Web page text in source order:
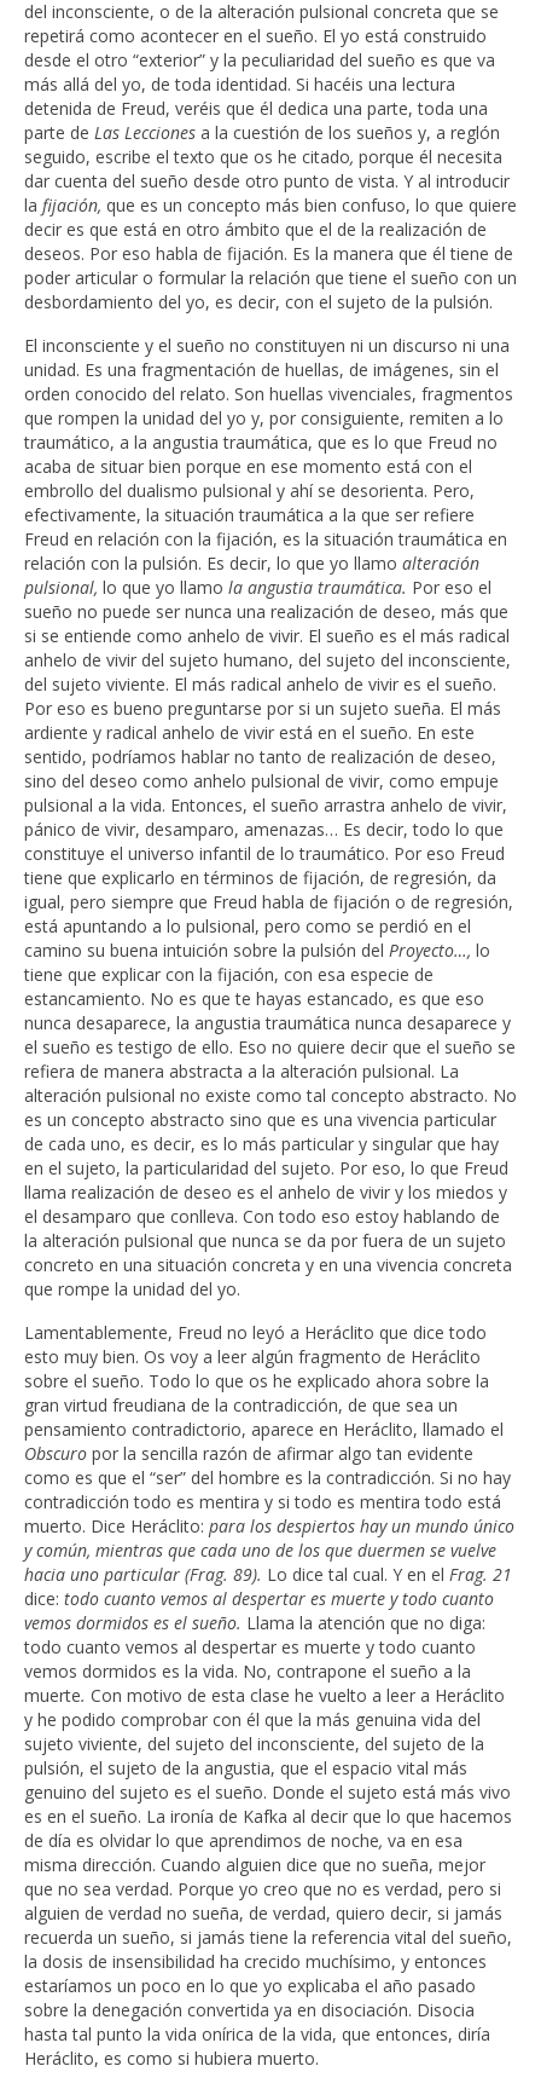
del inconsciente, o de la alteración pulsional concreta que se
repetirá como acontecer en el sueño. El yo está construido
desde el otro “exterior” y la peculiaridad del sueño es que va
más allá del yo, de toda identidad. Si hacéis una lectura
detenida de Freud, veréis que él dedica una parte, toda una
parte de Las Lecciones a la cuestión de los sueños y, a reglón
seguido, escribe el texto que os he citado, porque él necesita
dar cuenta del sueño desde otro punto de vista. Y al introducir
la fijación, que es un concepto más bien confuso, lo que quiere
decir es que está en otro ámbito que el de la realización de
deseos. Por eso habla de fijación. Es la manera que él tiene de
poder articular o formular la relación que tiene el sueño con un
desbordamiento del yo, es decir, con el sujeto de la pulsión.
El inconsciente y el sueño no constituyen ni un discurso ni una
unidad. Es una fragmentación de huellas, de imágenes, sin el
orden conocido del relato. Son huellas vivenciales, fragmentos
que rompen la unidad del yo y, por consiguiente, remiten a lo
traumático, a la angustia traumática, que es lo que Freud no
acaba de situar bien porque en ese momento está con el
embrollo del dualismo pulsional y ahí se desorienta. Pero,
efectivamente, la situación traumática a la que ser refiere
Freud en relación con la fijación, es la situación traumática en
relación con la pulsión. Es decir, lo que yo llamo alteración
pulsional, lo que yo llamo la angustia traumática. Por eso el
sueño no puede ser nunca una realización de deseo, más que
si se entiende como anhelo de vivir. El sueño es el más radical
anhelo de vivir del sujeto humano, del sujeto del inconsciente,
del sujeto viviente. El más radical anhelo de vivir es el sueño.
Por eso es bueno preguntarse por si un sujeto sueña. El más
ardiente y radical anhelo de vivir está en el sueño. En este
sentido, podríamos hablar no tanto de realización de deseo,
sino del deseo como anhelo pulsional de vivir, como empuje
pulsional a la vida. Entonces, el sueño arrastra anhelo de vivir,
pánico de vivir, desamparo, amenazas… Es decir, todo lo que
constituye el universo infantil de lo traumático. Por eso Freud
tiene que explicarlo en términos de fijación, de regresión, da
igual, pero siempre que Freud habla de fijación o de regresión,
está apuntando a lo pulsional, pero como se perdió en el
camino su buena intuición sobre la pulsión del Proyecto…, lo
tiene que explicar con la fijación, con esa especie de
estancamiento. No es que te hayas estancado, es que eso
nunca desaparece, la angustia traumática nunca desaparece y
el sueño es testigo de ello. Eso no quiere decir que el sueño se
refiera de manera abstracta a la alteración pulsional. La
alteración pulsional no existe como tal concepto abstracto. No
es un concepto abstracto sino que es una vivencia particular
de cada uno, es decir, es lo más particular y singular que hay
en el sujeto, la particularidad del sujeto. Por eso, lo que Freud
llama realización de deseo es el anhelo de vivir y los miedos y
el desamparo que conlleva. Con todo eso estoy hablando de
la alteración pulsional que nunca se da por fuera de un sujeto
concreto en una situación concreta y en una vivencia concreta
que rompe la unidad del yo.
Lamentablemente, Freud no leyó a Heráclito que dice todo
esto muy bien. Os voy a leer algún fragmento de Heráclito
sobre el sueño. Todo lo que os he explicado ahora sobre la
gran virtud freudiana de la contradicción, de que sea un
pensamiento contradictorio, aparece en Heráclito, llamado el
Obscuro por la sencilla razón de afirmar algo tan evidente
como es que el “ser” del hombre es la contradicción. Si no hay
contradicción todo es mentira y si todo es mentira todo está
muerto. Dice Heráclito: para los despiertos hay un mundo único
y común, mientras que cada uno de los que duermen se vuelve
hacia uno particular (Frag. 89). Lo dice tal cual. Y en el Frag. 21
dice: todo cuanto vemos al despertar es muerte y todo cuanto
vemos dormidos es el sueño. Llama la atención que no diga:
todo cuanto vemos al despertar es muerte y todo cuanto
vemos dormidos es la vida. No, contrapone el sueño a la
muerte. Con motivo de esta clase he vuelto a leer a Heráclito
y he podido comprobar con él que la más genuina vida del
sujeto viviente, del sujeto del inconsciente, del sujeto de la
pulsión, el sujeto de la angustia, que el espacio vital más
genuino del sujeto es el sueño. Donde el sujeto está más vivo
es en el sueño. La ironía de Kafka al decir que lo que hacemos
de día es olvidar lo que aprendimos de noche, va en esa
misma dirección. Cuando alguien dice que no sueña, mejor
que no sea verdad. Porque yo creo que no es verdad, pero si
alguien de verdad no sueña, de verdad, quiero decir, si jamás
recuerda un sueño, si jamás tiene la referencia vital del sueño,
la dosis de insensibilidad ha crecido muchísimo, y entonces
estaríamos un poco en lo que yo explicaba el año pasado
sobre la denegación convertida ya en disociación. Disocia
hasta tal punto la vida onírica de la vida, que entonces, diría
Heráclito, es como si hubiera muerto.